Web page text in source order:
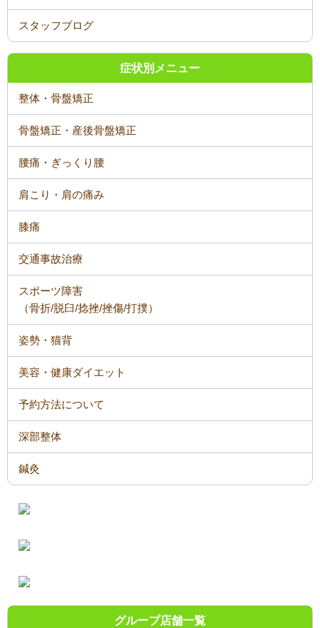
スタッフブログ
症状別メニュー
整体・骨盤矯正
骨盤矯正・産後骨盤矯正
腰痛・ぎっくり腰
肩こり・肩の痛み
膝痛
交通事故治療
スポーツ障害
（骨折/脱臼/捻挫/挫傷/打撲）
姿勢・猫背
美容・健康ダイエット
予約方法について
深部整体
鍼灸
グループ店舗一覧